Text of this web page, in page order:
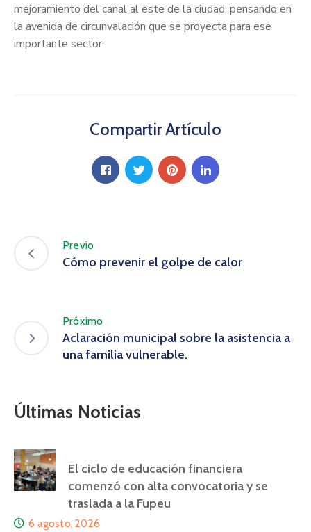
mejoramiento del canal al este de la ciudad, pensando en
la avenida de circunvalación que se proyecta para ese
importante sector.
Compartir Artículo
Previo
Cómo prevenir el golpe de calor
Próximo
Aclaración municipal sobre la asistencia a
una familia vulnerable.
Últimas Noticias
El ciclo de educación financiera
comenzó con alta convocatoria y se
traslada a la Fupeu
6 agosto, 2026